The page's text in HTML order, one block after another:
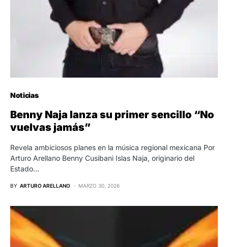
Noticias
Benny Naja lanza su primer sencillo “No
vuelvas jamás”
Revela ambiciosos planes en la música regional mexicana Por
Arturo Arellano Benny Cusibani Islas Naja, originario del
Estado…
BY ARTURO ARELLANO MARZO 30, 2026